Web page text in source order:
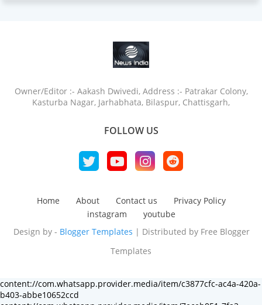
Owner/Editor :- Aakash Dwivedi, Address :- Patrakar Colony,
Kasturba Nagar, Jarhabhata, Bilaspur, Chattisgarh,
FOLLOW US
Home About Contact us
Privacy Policy
instagram
youtube
Design by - Blogger Templates | Distributed by Free Blogger
Templates
content://com.whatsapp.provider.media/item/c3877cfc-ac4a-420a-
b403-abbe10652ccd